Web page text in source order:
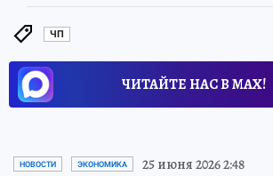
ЧП
ЧИТАЙТЕ НАС В МАХ!
НОВОСТИ ЭКОНОМИКА 25 июня 2026 2:48